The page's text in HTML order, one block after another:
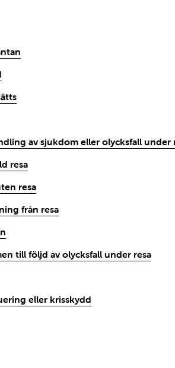
av sjukdom eller olycksfall under
resa
resa
från resa
till följd av olycksfall under resa
eller krisskydd